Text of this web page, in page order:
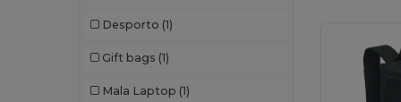
Desporto (1)
Gift bags (1)
Mala Laptop (1)